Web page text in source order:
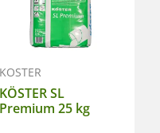
KÖSTER
KÖSTER SL
Premium 25 kg